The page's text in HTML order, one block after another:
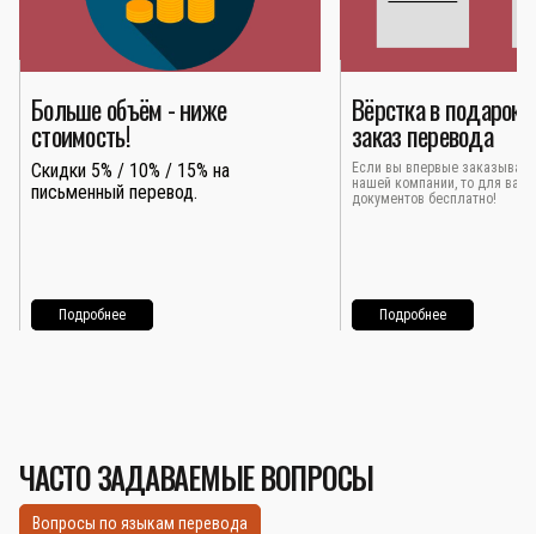
Больше объём - ниже
стоимость!
Скидки 5% / 10% / 15% на
письменный перевод.
Подробнее
Вёрстка в подарок
заказ перевода
Если вы впервые
нашей компании, то для вас
документов бесплатно!
Подробнее
ЧАСТО ЗАДАВАЕМЫЕ ВОПРОСЫ
Вопросы по языкам перевода